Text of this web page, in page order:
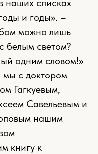
наших списках
и годы». –
можно лишь
белым светом?
одним словом!»
мы с доктором
Гагкуевым,
Савельевым и
нашим
книгу к